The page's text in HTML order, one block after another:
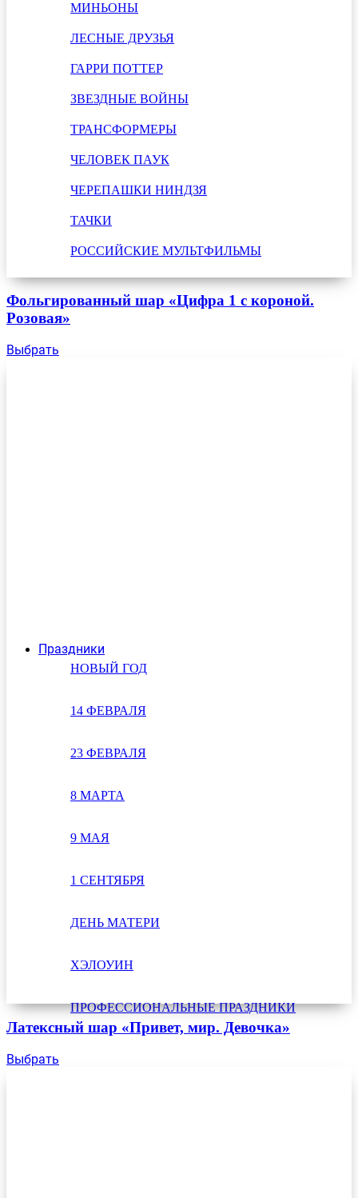
МИНЬОНЫ
ЛЕСНЫЕ ДРУЗЬЯ
ГАРРИ ПОТТЕР
ЗВЕЗДНЫЕ ВОЙНЫ
ТРАНСФОРМЕРЫ
ЧЕЛОВЕК ПАУК
ЧЕРЕПАШКИ НИНДЗЯ
ТАЧКИ
РОССИЙСКИЕ МУЛЬТФИЛЬМЫ
Праздники
НОВЫЙ ГОД
14 ФЕВРАЛЯ
23 ФЕВРАЛЯ
8 МАРТА
9 МАЯ
1 СЕНТЯБРЯ
ДЕНЬ МАТЕРИ
ХЭЛОУИН
ПРОФЕССИОНАЛЬНЫЕ ПРАЗДНИКИ
Фольгированный шар «Цифра 1 с короной.
Розовая»
Выбрать
Латексный шар «Привет, мир. Девочка»
Выбрать